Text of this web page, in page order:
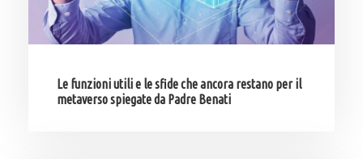
Le funzioni utili e le sfide che ancora restano per il
metaverso spiegate da Padre Benati